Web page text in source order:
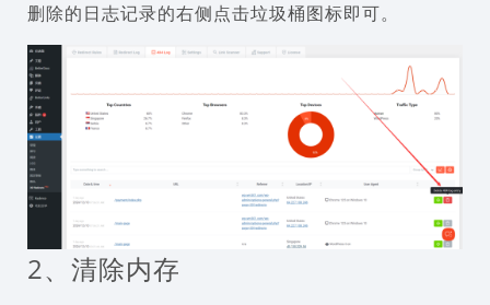
删除的日志记录的右侧点击垃圾桶图标即可。
2、清除内存